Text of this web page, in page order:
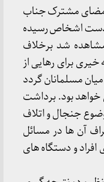
به تاریخ ۲۳/۹/۵۶ با امضای مشترک جناب
دست اشخاص رسیده
شد برخلاف
برای رهایی از
مسلمانان گردد
بود. برداشت
جنجال و اتلاف
آن ها در مسائل
و دستگاه های